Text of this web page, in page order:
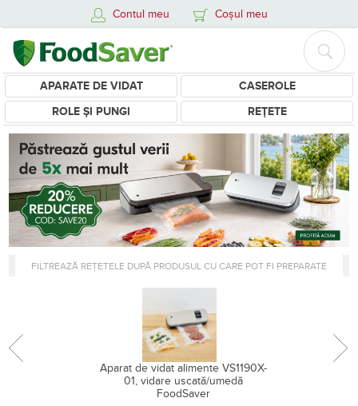
Contul meu Coșul meu
APARATE DE VIDAT
CASEROLE
ROLE ȘI PUNGI
REȚETE
FILTREAZĂ REȚETELE DUPĂ PRODUSUL CU CARE POT FI PREPARATE
Aparat de vidat alimente VS1190X-
01, vidare uscată/umedă
FoodSaver